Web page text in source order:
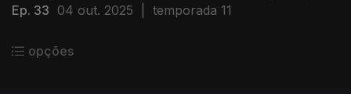
Ep. 33 04 out. 2025 temporada 11
opções